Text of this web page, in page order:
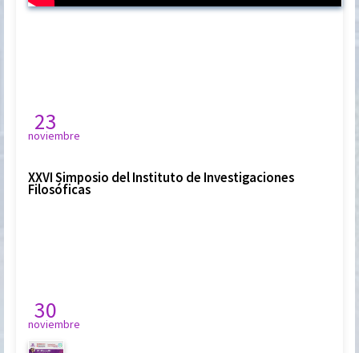
23
noviembre
XXVI Simposio del Instituto de Investigaciones
Filosóficas
30
noviembre